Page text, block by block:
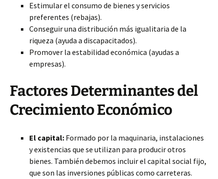
Estimular el consumo de bienes y servicios
preferentes (rebajas).
Conseguir una distribución más igualitaria de la
riqueza (ayuda a discapacitados).
Promover la estabilidad económica (ayudas a
empresas).
Factores Determinantes del
Crecimiento Económico
El capital: Formado por la maquinaria, instalaciones
y existencias que se utilizan para producir otros
bienes. También debemos incluir el capital social fijo,
que son las inversiones públicas como carreteras.